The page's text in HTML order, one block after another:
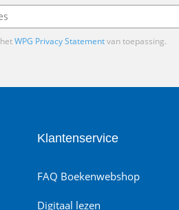
WPG Privacy Statementvan toepassing.
Klantenservice
FAQ Boekenwebshop
Digitaal lezen